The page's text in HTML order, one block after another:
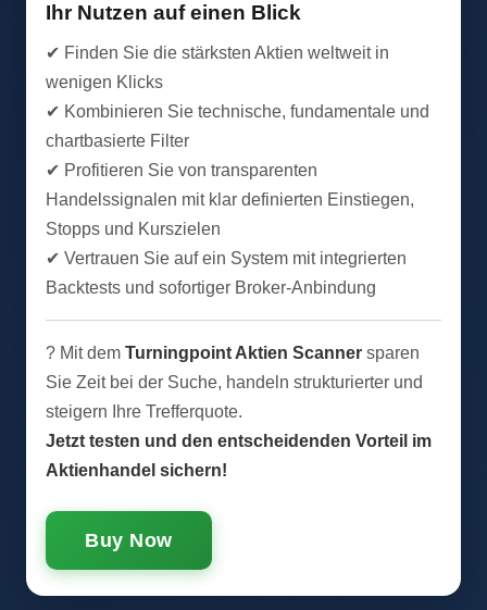
Ihr Nutzen auf einen Blick
✔ Finden Sie die stärksten Aktien weltweit in
wenigen Klicks
✔ Kombinieren Sie technische, fundamentale und
chartbasierte Filter
✔ Profitieren Sie von transparenten
Handelssignalen mit klar definierten Einstiegen,
Stopps und Kurszielen
✔ Vertrauen Sie auf ein System mit integrierten
Backtests und sofortiger Broker-Anbindung
? Mit dem Turningpoint Aktien Scanner sparen
Sie Zeit bei der Suche, handeln strukturierter und
steigern Ihre Trefferquote.
Jetzt testen und den entscheidenden Vorteil im
Aktienhandel sichern!
Buy Now